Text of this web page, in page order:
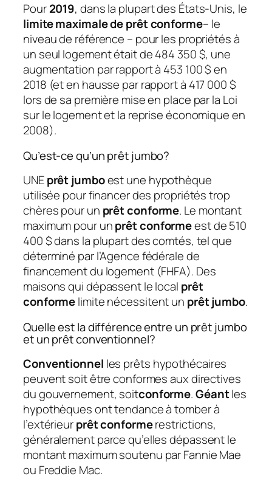
Pour2019, dans la plupart des États-Unis, le
limite maximale de prêt conforme– le
niveau de référence – pour les propriétés à
un seul logement était de 484 350 $, une
augmentation par rapport à 453 100 $ en
2018 (et en hausse par rapport à 417 000 $
lors de sa première mise en place par la Loi
sur le logement et la reprise économique en
2008).
Qu’est-ce qu’un prêt jumbo?
UNEprêt jumboest une hypothèque
utilisée pour financer des propriétés trop
chères pour un prêt conforme. Le montant
maximum pour unprêt conformeest de 510
400 $ dans la plupart des comtés, tel que
déterminé par l’Agence fédérale de
financement du logement (FHFA). Des
maisons qui dépassent le local prêt
conformelimite nécessitent un prêt jumbo.
Quelle est la différence entre un prêt jumbo
et un prêt conventionnel?
Conventionnel les prêts hypothécaires
peuvent soit être conformes aux directives
du gouvernement, soitconforme.Géantles
hypothèques ont tendance à tomber à
l’extérieurprêt conformerestrictions,
généralement parce qu’elles dépassent le
montant maximum soutenu par Fannie Mae
ou Freddie Mac.